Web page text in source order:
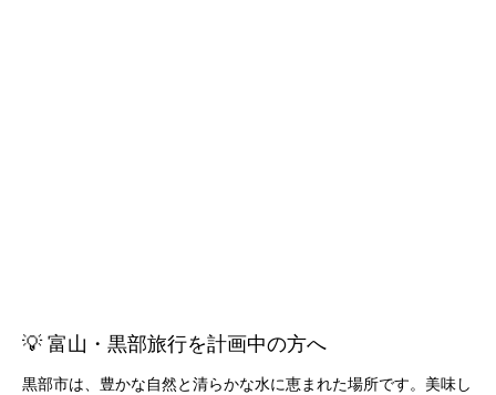
💡 富山・黒部旅行を計画中の方へ
黒部市は、豊かな自然と清らかな水に恵まれた場所です。美味し